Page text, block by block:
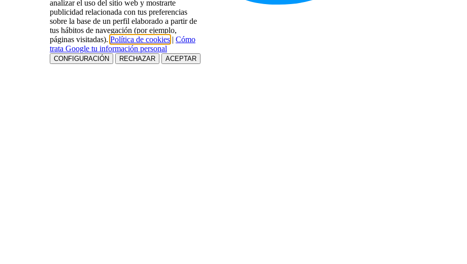
analizar el uso del sitio web y mostrarte
publicidad relacionada con tus preferencias
sobre la base de un perfil elaborado a partir de
tus hábitos de navegación (por ejemplo,
páginas visitadas). Política de cookies | Cómo
trata Google tu información personal
CONFIGURACIÓN RECHAZAR ACEPTAR